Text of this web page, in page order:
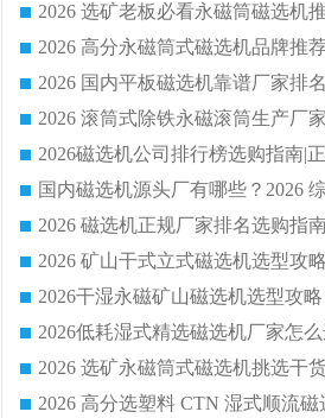
国内磁选机源头厂有哪些？2026